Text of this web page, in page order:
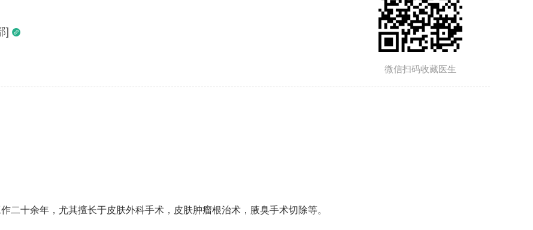
] 
微信扫码收藏医生
二十余年，尤其擅长于皮肤外科手术，皮肤肿瘤根治术，腋臭手术切除等。